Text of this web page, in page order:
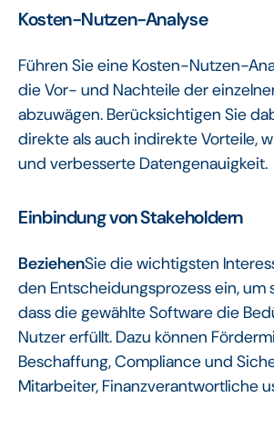
Kosten-Nutzen-Analyse
Führen Sie eine Kosten-Nutzen-
die Vor- und Nachteile der
abzuwägen. Berücksichtigen Sie
direkte als auch indirekte Vorteile,
und verbesserte Datengenauigkeit.
Einbindung vonStakeholdern
BeziehenSie die wichtigsten
den Entscheidungsprozess ein, um
dass die gewählte Software die
Nutzer erfüllt. Dazu können
Beschaffung, Compliance und
Mitarbeiter, Finanzverantwortliche